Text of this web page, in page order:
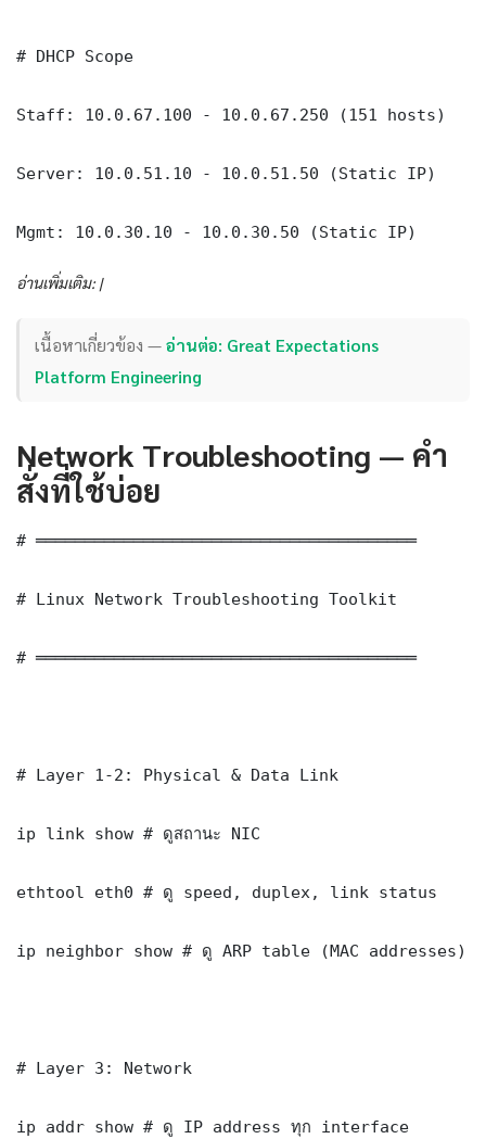
# DHCP Scope
Staff: 10.0.67.100 - 10.0.67.250 (151 hosts)
Server: 10.0.51.10 - 10.0.51.50 (Static IP)
Mgmt: 10.0.30.10 - 10.0.30.50 (Static IP)
อ่านเพิ่มเติม: |
เนื้อหาเกี่ยวข้อง —อ่านต่อ: Great Expectations
Platform Engineering
Network Troubleshooting — คำ
สั่งที่ใช้บ่อย
# ═══════════════════════════════════════
# Linux Network Troubleshooting Toolkit
# ═══════════════════════════════════════
# Layer 1-2: Physical & Data Link
ip link show # ดูสถานะ NIC
ethtool eth0 # ดู speed, duplex, link status
ip neighbor show # ดู ARP table (MAC addresses)
# Layer 3: Network
ip addr show # ดู IP address ทุก interface